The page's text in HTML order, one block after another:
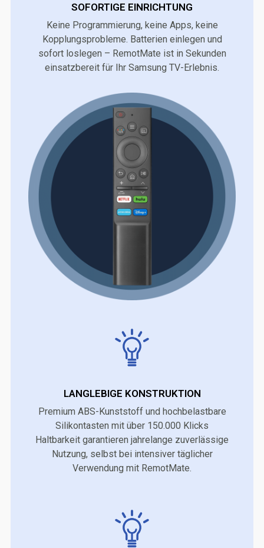
SOFORTIGE EINRICHTUNG
Keine Programmierung, keine Apps, keine
Kopplungsprobleme. Batterien einlegen und
sofort loslegen – RemotMate ist in Sekunden
einsatzbereit für Ihr Samsung TV-Erlebnis.
LANGLEBIGE KONSTRUKTION
Premium ABS-Kunststoff und hochbelastbare
Silikontasten mit über 150.000 Klicks
Haltbarkeit garantieren jahrelange zuverlässige
Nutzung, selbst bei intensiver täglicher
Verwendung mit RemotMate.